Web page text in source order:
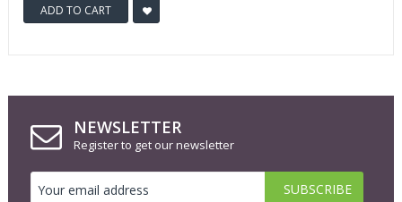
ADD TO CART
NEWSLETTER
Register to get our newsletter